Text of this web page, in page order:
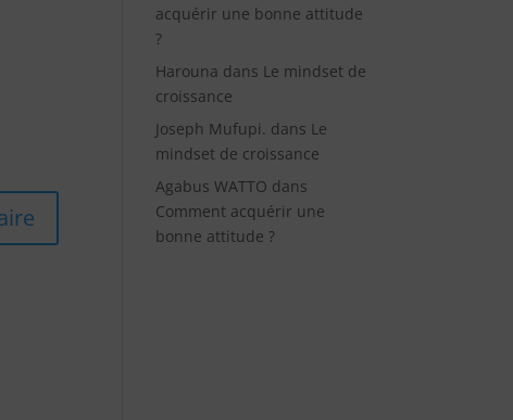
acquérir une bonne attitude
?
Harouna dans Le mindset de
croissance
Joseph Mufupi. dans Le
mindset de croissance
Agabus WATTO dans
Comment acquérir une
bonne attitude ?